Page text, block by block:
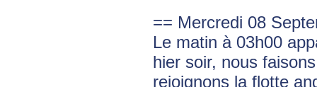
== Mercredi 08
Le matin à 03h00
hier soir, nous
rejoignons la flotte